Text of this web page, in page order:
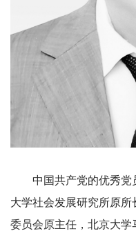
中国共产党的优秀党
大学社会发展研究所原
委员会原主任，北京大